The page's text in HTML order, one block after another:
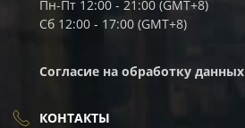
Пн-Пт 12:00 - 21:00 (GMT+8)
Сб 12:00 - 17:00 (GMT+8)
Согласие на обработку данных
КОНТАКТЫ